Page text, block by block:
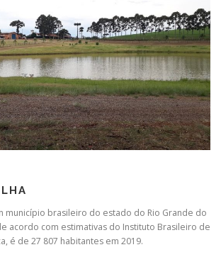
município brasileiro do estado do Rio Grande do
acordo com estimativas do Instituto Brasileiro de
é de 27 807 habitantes em 2019.